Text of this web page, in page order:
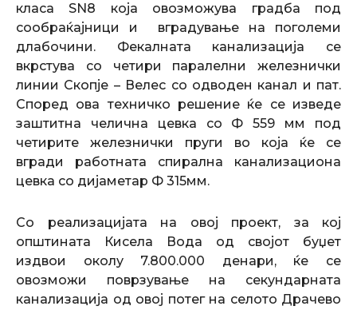
класа SN8 која овозможува градба под
сообраќајници и вградување на поголеми
длабочини. Фекалната канализација се
вкрстува со четири паралелни железнички
линии Скопје – Велес со одводен канал и пат.
Според ова техничко решение ќе се изведе
заштитна челична цевка со Ф 559 мм под
четирите железнички пруги во која ќе се
вгради работната спирална канализациона
цевка со дијаметар Ф 315мм.
Со реализацијата на овој проект, за кој
општината Кисела Вода од својот буџет
издвои околу 7.800.000 денари, ќе се
овозможи поврзување на секундарната
канализација од овој потег на селото Драчево